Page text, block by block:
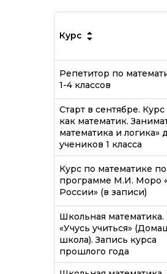
Курс
Репетитор по
1-4 классов
Старт в сентябре.
как математик.
математика и логика»
учеников 1 класса
Курс по математике по
программе М.И. Моро
России» (в записи)
Школьная математика.
«Учусь учиться»
школа). Запись курса
прошлого года